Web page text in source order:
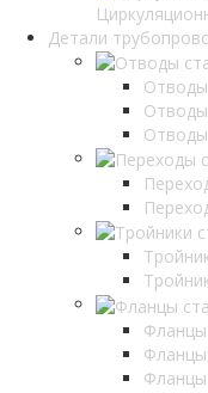
Детали
Отводы